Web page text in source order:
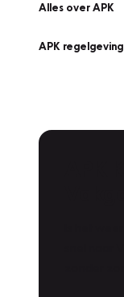
Alles over APK
APK regelgeving